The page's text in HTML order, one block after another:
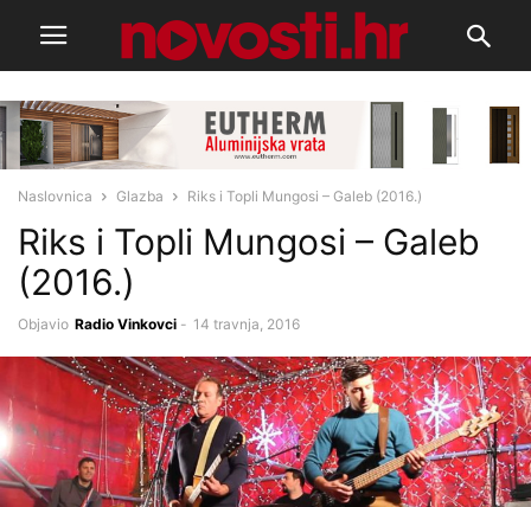
Naslovnica Glazba Riks i Topli Mungosi – Galeb (2016.)
Riks i Topli Mungosi – Galeb
(2016.)
Objavio Radio Vinkovci - 14 travnja, 2016